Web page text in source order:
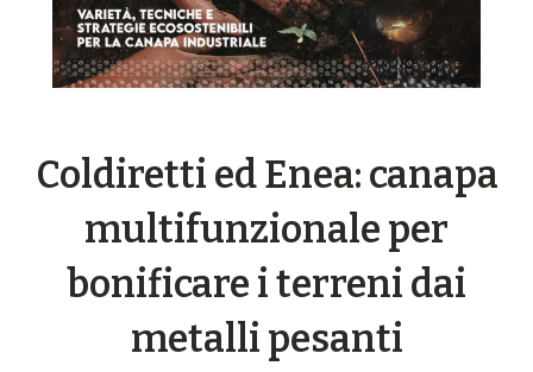
Coldiretti ed Enea: canapa
multifunzionale per
bonificare i terreni dai
metalli pesanti